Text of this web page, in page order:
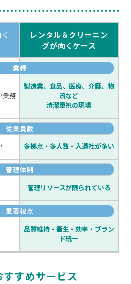
レンタル＆クリーニン
グが向くケース
業種
業務
製造業、食品、医療、介護、物
流など
清潔重視の現場
従業員数
多拠点・多人数・入退社が多い
管理体制
管理リソースが限られている
重要視点
品質維持・衛生・効率・ブラン
ド統一
すすめサービス